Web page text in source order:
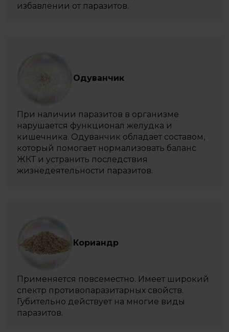
избавлении от паразитов.
Одуванчик
При наличии паразитов в организме
нарушается функционал желудка и
кишечника. Одуванчик обладает составом,
который помогает нормализовать баланс
ЖКТ и устранить последствия
жизнедеятельности паразитов.
Кориандр
Применяется повсеместно. Имеет широкий
спектр противопаразитарных свойств.
Губительно действует на многие виды
паразитов.